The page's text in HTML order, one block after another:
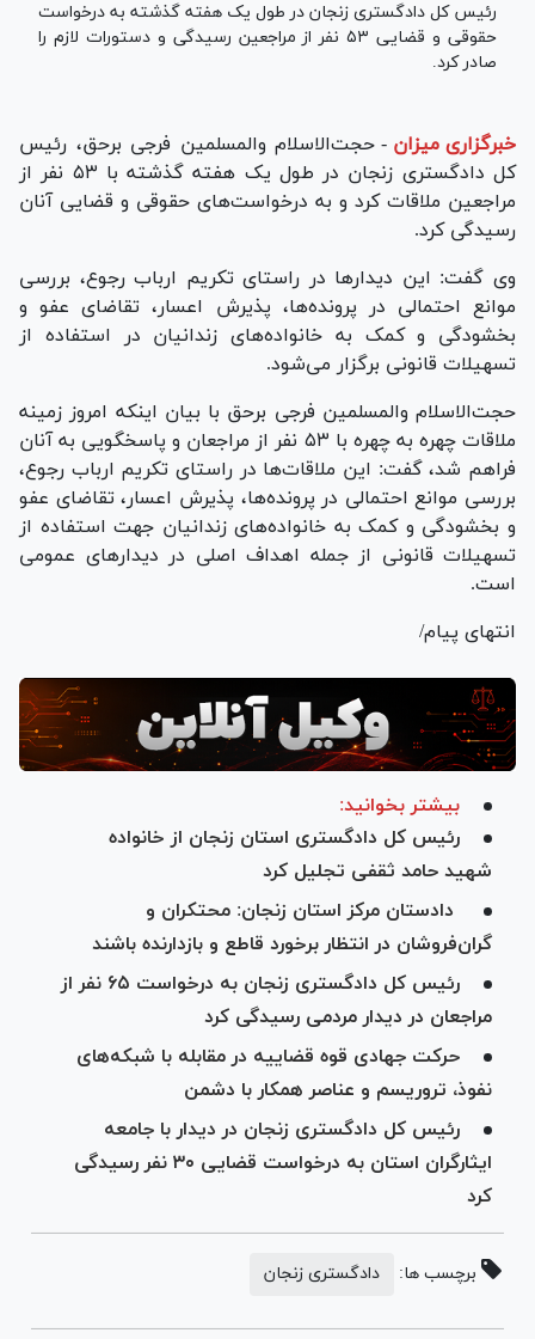
رئیس کل دادگستری زنجان در طول یک هفته گذشته به درخواست
حقوقی و قضایی ۵۳ نفر از مراجعین رسیدگی و دستورات لازم را
صادر کرد.
خبرگزاری میزان - حجت‌الاسلام والمسلمین فرجی برحق، رئیس
کل دادگستری زنجان در طول یک هفته گذشته با ۵۳ نفر از
مراجعین ملاقات کرد و به درخواست‌های حقوقی و قضایی آنان
رسیدگی کرد.
وی گفت: این دیدار‌ها در راستای تکریم ارباب رجوع، بررسی
موانع احتمالی در پرونده‌ها، پذیرش اعسار، تقاضای عفو و
بخشودگی و کمک به خانواده‌های زندانیان در استفاده از
تسهیلات قانونی برگزار می‌شود.
حجت‌الاسلام والمسلمین فرجی برحق با بیان اینکه امروز زمینه
ملاقات چهره به چهره با ۵۳ نفر از مراجعان و پاسخگویی به آنان
فراهم شد، گفت: این ملاقات‌ها در راستای تکریم ارباب رجوع،
بررسی موانع احتمالی در پرونده‌ها، پذیرش اعسار، تقاضای عفو
و بخشودگی و کمک به خانواده‌های زندانیان جهت استفاده از
تسهیلات قانونی از جمله اهداف اصلی در دیدار‌های عمومی
است.
انتهای پیام/
بیشتر بخوانید:
رئیس کل دادگستری استان زنجان از خانواده
شهید حامد ثقفی تجلیل کرد
دادستان مرکز استان زنجان: محتکران و
گران‌فروشان در انتظار برخورد قاطع و بازدارنده باشند
رئیس کل دادگستری زنجان به درخواست ۶۵ نفر از
مراجعان در دیدار مردمی رسیدگی کرد
حرکت جهادی قوه قضاییه در مقابله با شبکه‌های
نفوذ، تروریسم و عناصر همکار با دشمن
رئیس کل دادگستری زنجان در دیدار با جامعه
ایثارگران استان به درخواست‌ قضایی ۳۰ نفر رسیدگی
کرد
برچسب ها: دادگستری زنجان